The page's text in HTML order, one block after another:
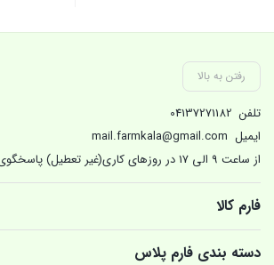
رفتن به بالا
تلفن 04137271182
ایمیل mail.farmkala@gmail.com
از ساعت 9 الی 17 در روزهای کاری(غیر تعطیل) پاسخگوی شماییم.
فارم کالا
دسته بندی فارم پلاس